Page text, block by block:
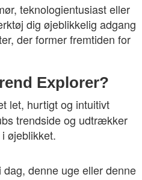
teknologientusiast eller
dig øjeblikkelig adgang
der former fremtiden for
Explorer?
let, hurtigt og intuitivt
trendside og udtrækker
øjeblikket.
denne uge eller denne